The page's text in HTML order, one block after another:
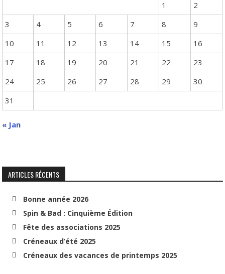
1
2
3
4 5 6 7 8
9
10
11 12 13 14 15
16
17
18 19 20 21 22
23
24
25 26 27 28 29
30
31
« Jan
ARTICLES RÉCENTS
Bonne année 2026
Spin & Bad : Cinquième Édition
Fête des associations 2025
Créneaux d’été 2025
Créneaux des vacances de printemps 2025